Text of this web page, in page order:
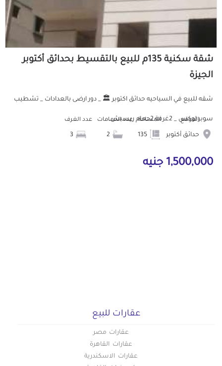
شقة سكنية 135م للبيع بالتقسيط بحدائق أكتوبر
الجيزة
شقه للبيع في السياحيه حدائق اكتوبر 🏛️ _ دور ارضى بالعدادات _ تشطيب
سوبر لوكس _ 2غرفة 2حمام ريسبش...
الموقع
حدائق أكتوبر
المساحة عدد الحمامات عدد الغرف
1,500,000 جنيه
عقارات للبيع
عقارات مصر
عقارات القاهرة
عقارات الاسكندرية